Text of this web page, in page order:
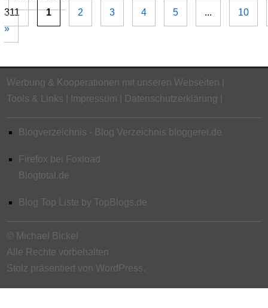
311
1 2 3 4 5 ...
10
»
Werbung & Kooperationen mit unseren Webseiten
Tools & Links
Impressum Datenschutzerklärung
Blogverzeichnis - Blog Verzeichnis bloggerei.de
Firefox bei Foxload
Blogtotal.de
Blog Top Liste by TopBlogs.de
© Michael Bickel
Alle Rechte vorbehalten
Stolz präsentiert von WordPress.